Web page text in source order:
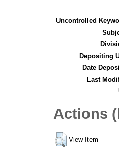
Uncontrolled
Depositing
Date
Last
Actions
View Item